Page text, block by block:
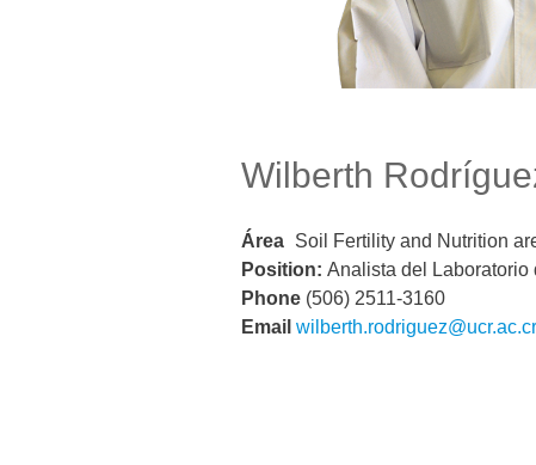
Wilberth
Área
Soil Fertility and Nutrition
Position: Analista del
Phone (506) 2511-3160
Email wilberth.rodriguez@ucr.ac.cr